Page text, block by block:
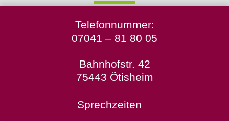
Telefonnummer:
07041 – 81 80 05
Bahnhofstr. 42
75443 Ötisheim
Sprechzeiten